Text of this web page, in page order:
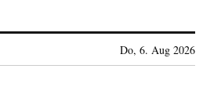
Do, 6. Aug 2026